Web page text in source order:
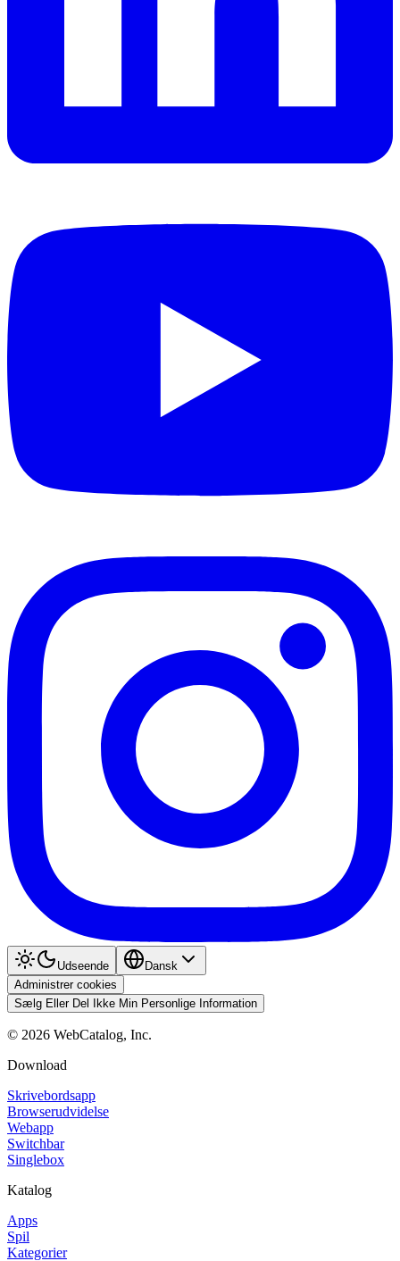
Udseende
Dansk
Administrer cookies
Sælg Eller Del Ikke Min Personlige Information
© 2026 WebCatalog, Inc.
Download
Skrivebordsapp
Browserudvidelse
Webapp
Switchbar
Singlebox
Katalog
Apps
Spil
Kategorier